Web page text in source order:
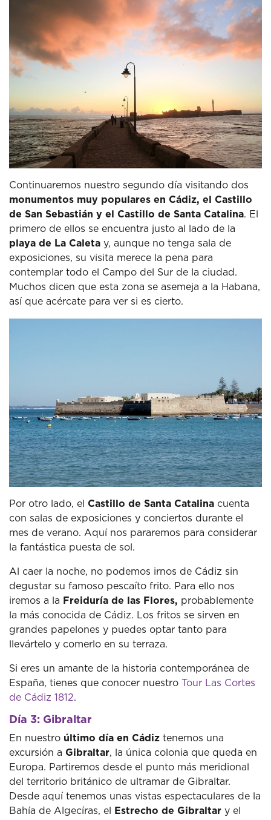
Continuaremos nuestro segundo día visitando dos
monumentos muy populares en Cádiz, el Castillo
de San Sebastián y el Castillo de Santa Catalina. El
primero de ellos se encuentra justo al lado de la
playa de La Caleta y, aunque no tenga sala de
exposiciones, su visita merece la pena para
contemplar todo el Campo del Sur de la ciudad.
Muchos dicen que esta zona se asemeja a la Habana,
así que acércate para ver si es cierto.
Por otro lado, el Castillo de Santa Catalina cuenta
con salas de exposiciones y conciertos durante el
mes de verano. Aquí nos pararemos para considerar
la fantástica puesta de sol.
Al caer la noche, no podemos irnos de Cádiz sin
degustar su famoso pescaíto frito. Para ello nos
iremos a la Freiduría de las Flores, probablemente
la más conocida de Cádiz. Los fritos se sirven en
grandes papelones y puedes optar tanto para
llevártelo y comerlo en su terraza.
Si eres un amante de la historia contemporánea de
España, tienes que conocer nuestro Tour Las Cortes
de Cádiz 1812.
Día 3: Gibraltar
En nuestro último día en Cádiz tenemos una
excursión a Gibraltar, la única colonia que queda en
Europa. Partiremos desde el punto más meridional
del territorio británico de ultramar de Gibraltar.
Desde aquí tenemos unas vistas espectaculares de la
Bahía de Algecíras, el
Estrecho de Gibraltar y el